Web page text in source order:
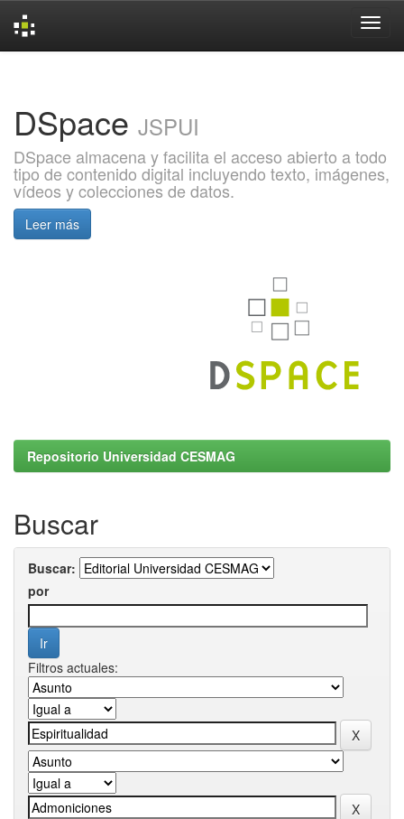
DSpace JSPUI
DSpace almacena y facilita el acceso abierto a todo
tipo de contenido digital incluyendo texto, imágenes,
vídeos y colecciones de datos.
Leer más
Repositorio Universidad CESMAG
Buscar
Buscar:
por
Filtros actuales: